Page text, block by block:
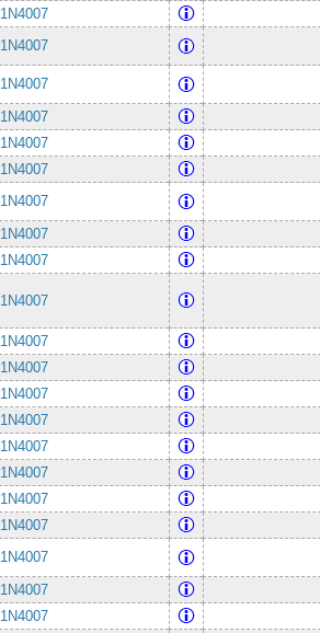
1N4007
1N4007
1N4007
1N4007
1N4007
1N4007
1N4007
1N4007
1N4007
1N4007
1N4007
1N4007
1N4007
1N4007
1N4007
1N4007
1N4007
1N4007
1N4007
1N4007
1N4007